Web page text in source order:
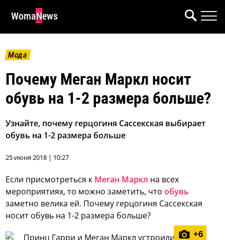
WomaNews
Мода
Почему Меган Маркл носит
обувь на 1-2 размера больше?
Узнайте, почему герцогиня Сассекская выбирает
обувь на 1-2 размера больше
25 июня 2018 | 10:27
Если присмотреться к Меган Маркл на всех
мероприятиях, то можно заметить, чтообувь
заметно велика ей. Почему герцогиня Сассекская
носит обувь на 1-2 размера больше?
+6